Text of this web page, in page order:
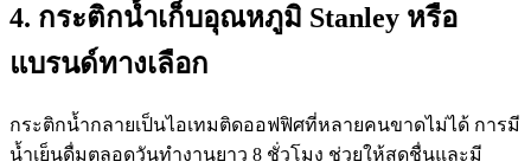
4. กระติกน้ำเก็บอุณหภูมิ Stanley หรือ
แบรนด์ทางเลือก
กระติกน้ำกลายเป็นไอเทมติดออฟฟิศที่หลายคนขาดไม่ได้ การมี
น้ำเย็นดื่มตลอดวันทำงานยาว 8 ชั่วโมง ช่วยให้สดชื่นและมี